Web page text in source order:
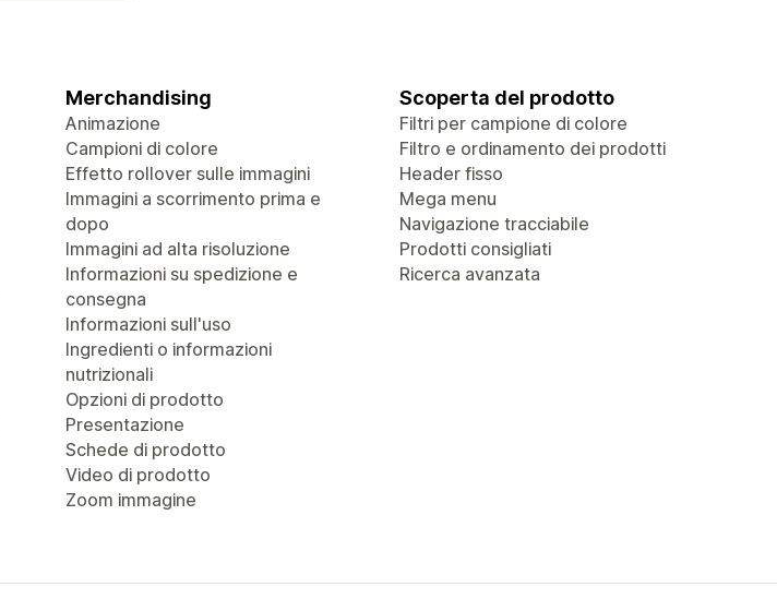
Merchandising
Animazione
Campioni di colore
Effetto rollover sulle immagini
Immagini a scorrimento prima e
dopo
Immagini ad alta risoluzione
Informazioni su spedizione e
consegna
Informazioni sull'uso
Ingredienti o informazioni
nutrizionali
Opzioni di prodotto
Presentazione
Schede di prodotto
Video di prodotto
Zoom immagine
Scoperta del prodotto
Filtri per campione di colore
Filtro e ordinamento dei prodotti
Header fisso
Mega menu
Navigazione tracciabile
Prodotti consigliati
Ricerca avanzata